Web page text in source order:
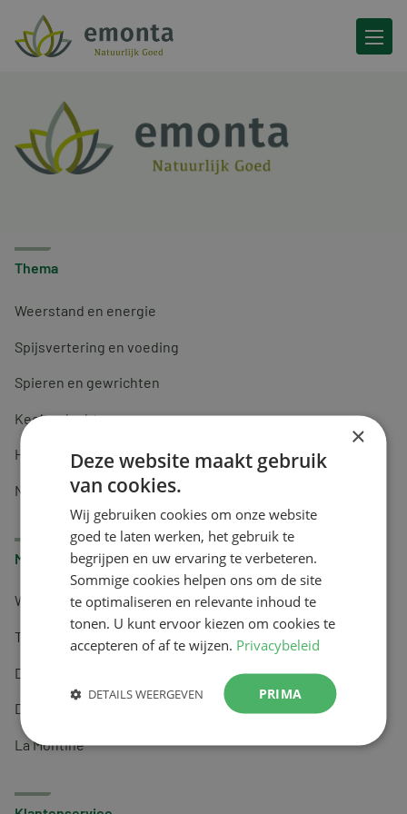
Ga naar de inhoud
Thema
Weerstand en energie
Spijsvertering en voeding
Spieren en gewrichten
Keel en luchtwegen
Huidverzorging
Nachtrust
Merken
Wapiti
Tai-Ginseng
Dermagíq
Draisma
La Montine
×
Deze website maakt gebruik
van cookies.
Wij gebruiken cookies om onze website
goed te laten werken, het gebruik te
begrijpen en uw ervaring te verbeteren.
Sommige cookies helpen ons om de site
te optimaliseren en relevante inhoud te
tonen. U kunt ervoor kiezen om cookies te
accepteren of af te wijzen. Privacybeleid
PRIMA
DETAILS WEERGEVEN